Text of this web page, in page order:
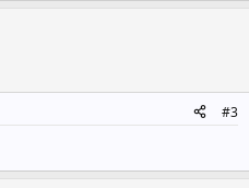
#3